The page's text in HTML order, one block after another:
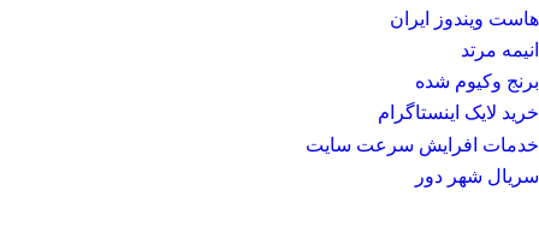
هاست ویندوز ایران
انیمه مرتد
برنج وکیوم شده
خرید لایک اینستاگرام
خدمات افرایش سرعت سایت
سریال شهر دور